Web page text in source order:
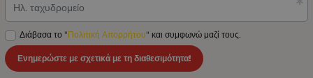
Ηλ. ταχυδρομείο
Διάβασα το "Πολιτική Απορρήτου" και συμφωνώ μαζί τους.
Ενημερώστε με σχετικά με τη διαθεσιμότητα!